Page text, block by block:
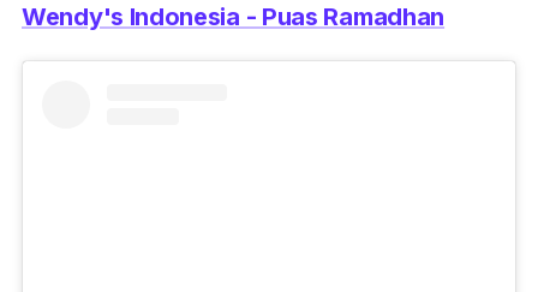
Wendy's Indonesia - Puas Ramadhan